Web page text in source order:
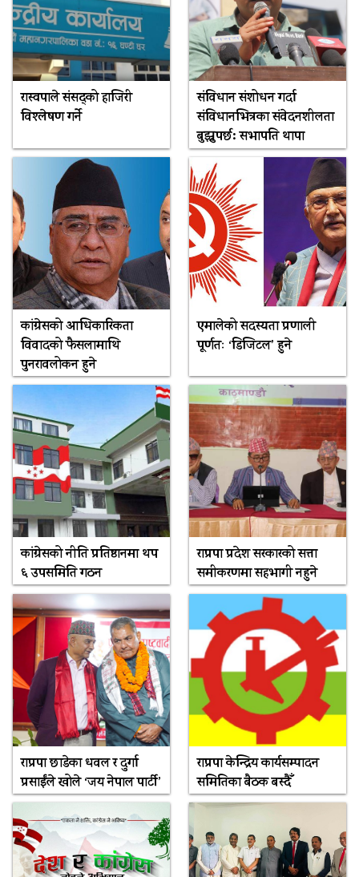
रास्वपाले संसद्को हाजिरी
विश्लेषण गर्ने
संविधान संशोधन गर्दा
संविधानभित्रका संवेदनशीलता
बुझ्नुपर्छ: सभापति थापा
कांग्रेसको आधिकारिकता
विवादको फैसलामाथि
पुनरावलोकन हुने
एमालेको सदस्यता प्रणाली
पूर्णतः ‘डिजिटल’ हुने
कांग्रेसको नीति प्रतिष्ठानमा थप
६ उपसमिति गठन
राप्रपा प्रदेश सरकारको सत्ता
समीकरणमा सहभागी नहुने
राप्रपा छाडेका धवल र दुर्गा
प्रसाईंले खोले ‘जय नेपाल पार्टी’
राप्रपा केन्द्रिय कार्यसम्पादन
समितिका बैठक बस्दैँ